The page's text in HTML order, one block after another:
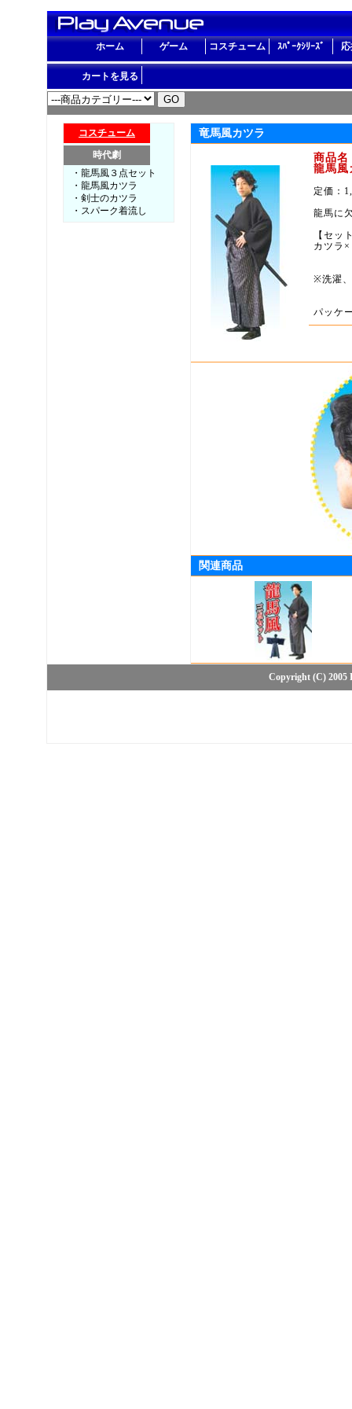
ホーム ゲーム コスチューム ｽﾊﾟｰｸｼﾘｰｽﾞ
カートを見る
コスチューム
時代劇
・龍馬風３点セット
・龍馬風カツラ
・剣士のカツラ
・スパーク着流し
竜馬風カツラ
商品名
龍馬風
定価：
龍馬に
【セッ
カツラ
※洗濯
パッケ
関連商品
Copyright (C) 2005